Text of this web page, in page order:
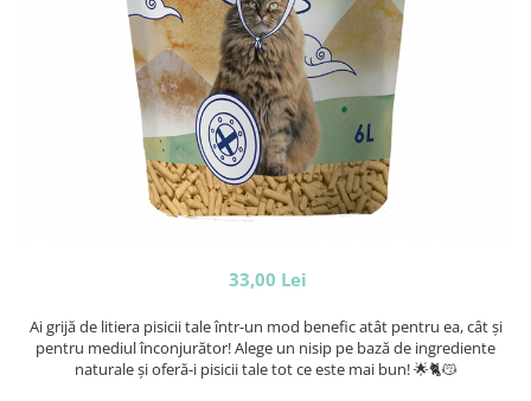
33,00 Lei
Ai grijă de litiera pisicii tale într-un mod benefic atât pentru ea, cât și
pentru mediul înconjurător! Alege un nisip pe bază de ingrediente
naturale și oferă-i pisicii tale tot ce este mai bun! 🌟🐈😽